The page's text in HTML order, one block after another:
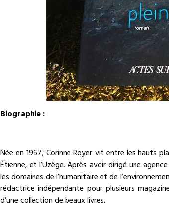
Biographie :
Née en 1967, Corinne Royer vit entre les hauts
Étienne, et l’Uzège. Après avoir dirigé une
les domaines de l’humanitaire et de
rédactrice indépendante pour plusieurs
d’une collection de beaux livres.